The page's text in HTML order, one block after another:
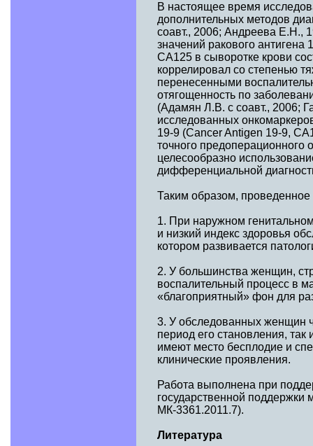
В настоящее время
дополнительных методов
соавт., 2006; Андреева Е.Н.,
значений ракового
СА125 в сыворотке крови
коррелировал со степенью
перенесенными
отягощенность по
(Адамян Л.В. с соавт., 2006;
исследованных
19-9 (Сancer Antigen 19-9,
точного
целесообразно
дифференциальной
Таким образом,
1. При наружном
и низкий индекс здоровья
котором развивается
2. У большинства женщин,
воспалительный процесс в
«благоприятный» фон для
3. У обследованных женщин
период его становления,
имеют место бесплодие и
клинические проявления.
Работа выполнена при
государственной поддержки
МК-3361.2011.7).
Литература